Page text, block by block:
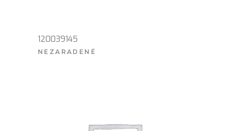
120039145
NEZARADENÉ